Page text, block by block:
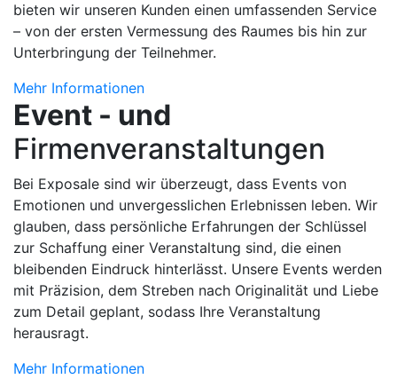
bieten wir unseren Kunden einen umfassenden Service
– von der ersten Vermessung des Raumes bis hin zur
Unterbringung der Teilnehmer.
Mehr Informationen
Event - und
Firmenveranstaltungen
Bei Exposale sind wir überzeugt, dass Events von
Emotionen und unvergesslichen Erlebnissen leben. Wir
glauben, dass persönliche Erfahrungen der Schlüssel
zur Schaffung einer Veranstaltung sind, die einen
bleibenden Eindruck hinterlässt. Unsere Events werden
mit Präzision, dem Streben nach Originalität und Liebe
zum Detail geplant, sodass Ihre Veranstaltung
herausragt.
Mehr Informationen